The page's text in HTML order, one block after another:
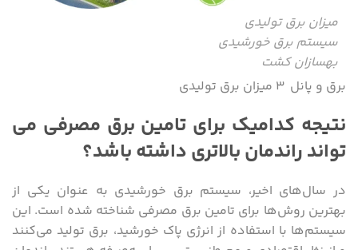
میزان برق تولیدی
سیستم برق خورشیدی
بهسازان کشت
برق و پانل ۳ میزان برق تولیدی
نتیجه کدامیک برای تامین برق مصرفی می
تواند راندمان بالاتری داشته باشد؟
در سال‌های اخیر، سیستم برق خورشیدی به عنوان یکی از
بهترین روش‌ها برای تامین برق مصرفی شناخته شده است. این
سیستم‌ها با استفاده از انرژی پاک خورشید، برق تولید می‌کنند